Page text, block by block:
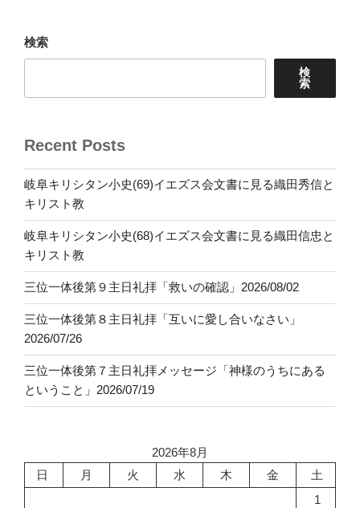
検索
検
索
Recent Posts
岐阜キリシタン小史(69)イエズス会文書に見る織田秀信と
キリスト教
岐阜キリシタン小史(68)イエズス会文書に見る織田信忠と
キリスト教
三位一体後第９主日礼拝「救いの確認」2026/08/02
三位一体後第８主日礼拝「互いに愛し合いなさい」
2026/07/26
三位一体後第７主日礼拝メッセージ「神様のうちにある
ということ」2026/07/19
2026年8月
日
月 火 水 木 金
土
1